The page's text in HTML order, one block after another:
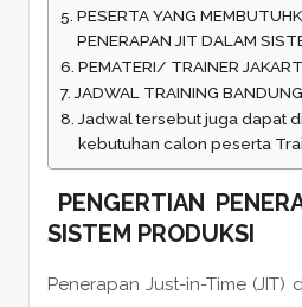
PESERTA YANG
PENERAPAN JIT DALAM
PEMATERI/ TRAINER
JADWAL TRAINING
Jadwal tersebut juga dapat
kebutuhan calon peserta
PENGERTIAN
SISTEM PRODUKSI
Penerapan Just-in-Time (JIT)